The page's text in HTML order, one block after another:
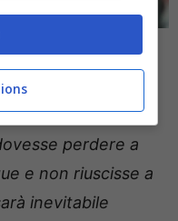
“Qualcosa non funziona
della veritàper
perdere a
e non riuscisse a
inevitabile